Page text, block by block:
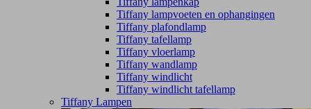
Tiffany lampvoeten en ophangingen
Tiffany plafondlamp
Tiffany tafellamp
Tiffany vloerlamp
Tiffany wandlamp
Tiffany windlicht
Tiffany windlicht tafellamp
Tiffany Lampen